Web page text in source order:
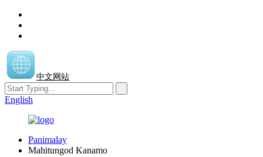
中文网站
English
Panimalay
Mahitungod Kanamo